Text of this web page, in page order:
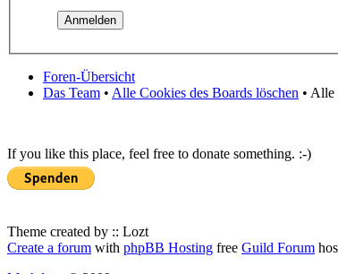
Foren-Übersicht
Das Team • Alle Cookies des Boards löschen •
If you like this place, feel free to donate something. :-)
Theme created by :: Lozt
Create a forum with phpBB Hosting free Guild Forum